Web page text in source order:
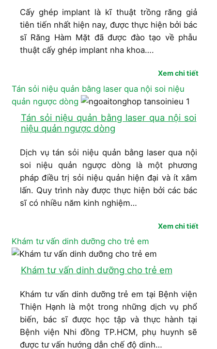
Cấy ghép implant là kĩ thuật trồng răng giả
tiên tiến nhất hiện nay, được thực hiện bởi bác
sĩ Răng Hàm Mặt đã được đào tạo về phẫu
thuật cấy ghép implant nha khoa….
Xem chi tiết
Tán sỏi niệu quản bằng laser qua nội soi niệu
quản ngược dòng
Tán sỏi niệu quản bằng laser qua nội soi
niệu quản ngược dòng
Dịch vụ tán sỏi niệu quản bằng laser qua nội
soi niệu quản ngược dòng là một phương
pháp điều trị sỏi niệu quản hiện đại và ít xâm
lấn. Quy trình này được thực hiện bởi các bác
sĩ có nhiều năm kinh nghiệm…
Xem chi tiết
Khám tư vấn dinh dưỡng cho trẻ em
Khám tư vấn dinh dưỡng cho trẻ em
Khám tư vấn dinh dưỡng trẻ em tại Bệnh viện
Thiện Hạnh là một trong những dịch vụ phổ
biến, bác sĩ được học tập và thực hành tại
Bệnh viện Nhi đồng TP.HCM, phụ huynh sẽ
được tư vấn hướng dẫn chế độ dinh…